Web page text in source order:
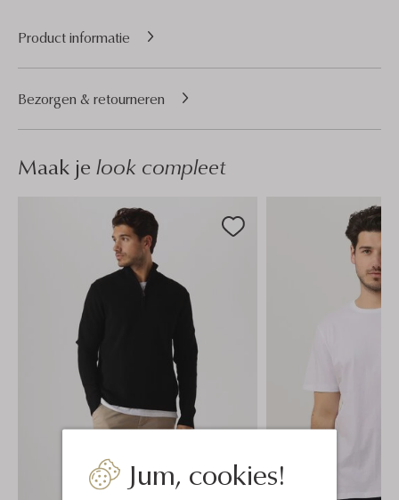
Jum, cookies!
Product informatie
Bezorgen & retourneren
Maak je look compleet